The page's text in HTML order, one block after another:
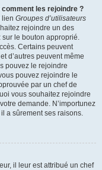
les rejoindre ?
lien Groupes d’utilisateurs
rejoindre un des
le bouton approprié.
Certains peuvent
d’autres peuvent même
pouvez le rejoindre
pouvez rejoindre le
par un chef de
vous souhaitez rejoindre
demande. N’importunez
a sûrement ses raisons.
il leur est attribué un chef